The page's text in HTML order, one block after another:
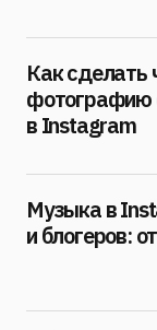
Как сделать
фотографию
в Instagram
Музыка в
и блогеров: